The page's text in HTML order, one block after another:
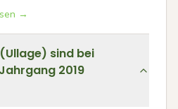
→
sind bei
2019